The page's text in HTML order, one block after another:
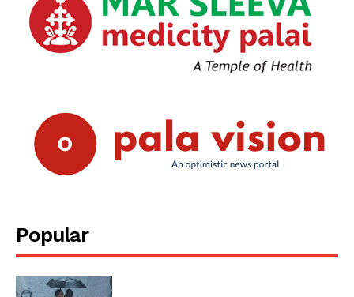
Popular